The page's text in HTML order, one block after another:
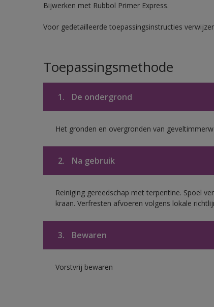
Bijwerken met Rubbol Primer Express.
Voor gedetailleerde toepassingsinstructies
Toepassingsmethode
1. De ondergrond
Het gronden en overgronden van
2. Na gebruik
Reiniging gereedschap met terpentine. Spoel
kraan. Verfresten afvoeren volgens lokale
3. Bewaren
Vorstvrij bewaren